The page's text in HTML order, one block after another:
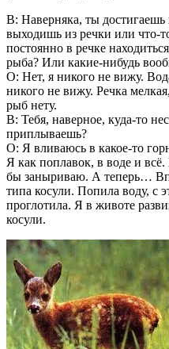
В: Наверняка, ты достигаешь
выходишь из речки или что-
постоянно в речке
рыба? Или какие-нибудь
О: Нет, я никого не вижу.
никого не вижу. Речка
рыб нету.
В: Тебя, наверное, куда-то
приплываешь?
О: Я вливаюсь в какое-то
Я как поплавок, в воде и
бы заныриваю. А теперь…
типа косули. Попила воду, с
проглотила. Я в животе
косули.